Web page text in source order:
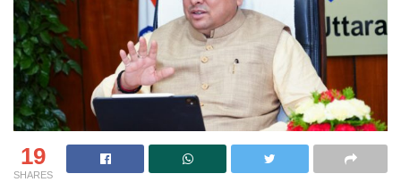
19
SHARES